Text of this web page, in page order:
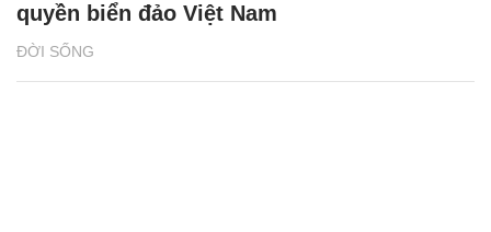
ĐỜI SỐNG
quyền biển đảo Việt Nam